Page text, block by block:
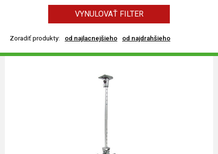
VYNULOVAŤ FILTER
Zoradiť produkty: od najlacnejšieho od najdrahšieho